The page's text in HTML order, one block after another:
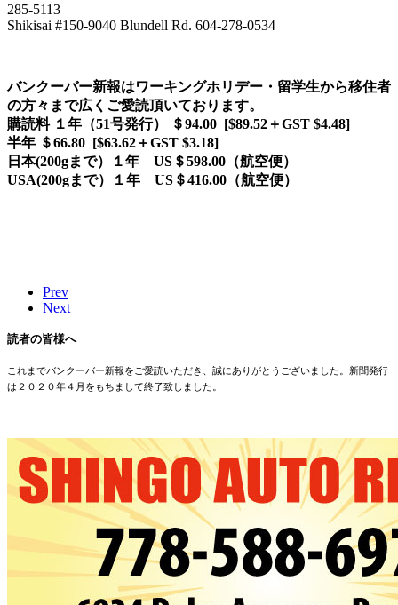
285-5113
Shikisai #150-9040 Blundell Rd. 604-278-0534
バンクーバー新報はワーキングホリデー・留学生から移住者
の方々まで広くご愛読頂いております。
購読料 １年（51号発行） ＄94.00 [$89.52＋GST $4.48]
半年 ＄66.80 [$63.62＋GST $3.18]
日本(200gまで）１年 US＄598.00（航空便）
USA(200gまで）１年 US＄416.00（航空便）
Prev
Next
読者の皆様へ
これまでバンクーバー新報をご愛読いただき、誠にありがとうございました。新聞発行
は２０２０年４月をもちまして終了致しました。